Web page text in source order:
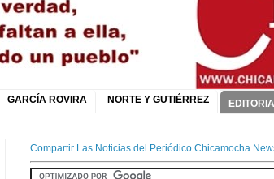
GARCÍA ROVIRA NORTE Y GUTIÉRREZ
Compartir Las Noticias del Periódico Chicamocha